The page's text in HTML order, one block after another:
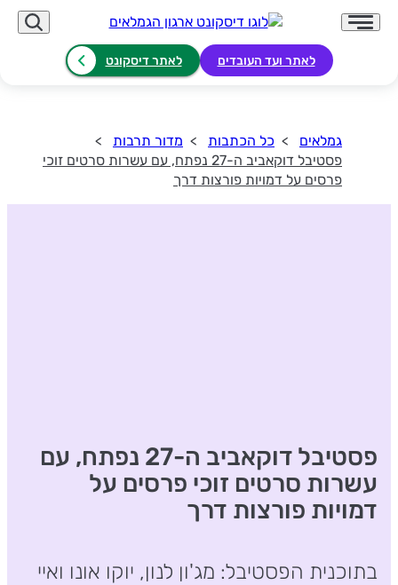
לאתר ועד העובדים לאתר דיסקונט
גמלאים כל הכתבות
מדור תרבות
פסטיבל דוקאביב ה-27 נפתח, עם עשרות סרטים זוכי
פרסים על דמויות פורצות דרך
פסטיבל דוקאביב ה-27 נפתח, עם
עשרות סרטים זוכי פרסים על
דמויות פורצות דרך
בתוכנית הפסטיבל: מג'ון לנון, יוקו אונו ואיי